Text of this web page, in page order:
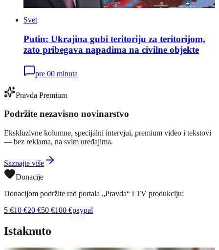
Svet
Putin: Ukrajina gubi teritoriju za teritorijom,
zato pribegava napadima na civilne objekte
pre 00 minuta
Pravda Premium
Podržite nezavisno novinarstvo
Ekskluzivne kolumne, specijalni intervjui, premium video i tekstovi
— bez reklama, na svim uređajima.
Saznajte više
Donacije
Donacijom podržite rad portala „Pravda“ i TV produkciju:
5 €10 €20 €50 €100 €paypal
Istaknuto